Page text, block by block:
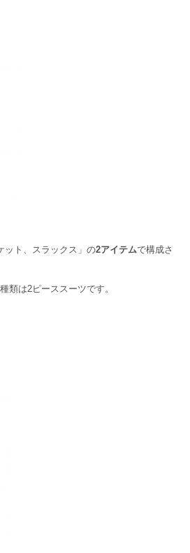
ット、スラックス」の2アイテムで構成さ
類は2ピーススーツです。